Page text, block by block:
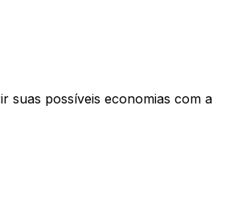
suas possíveis economias com a